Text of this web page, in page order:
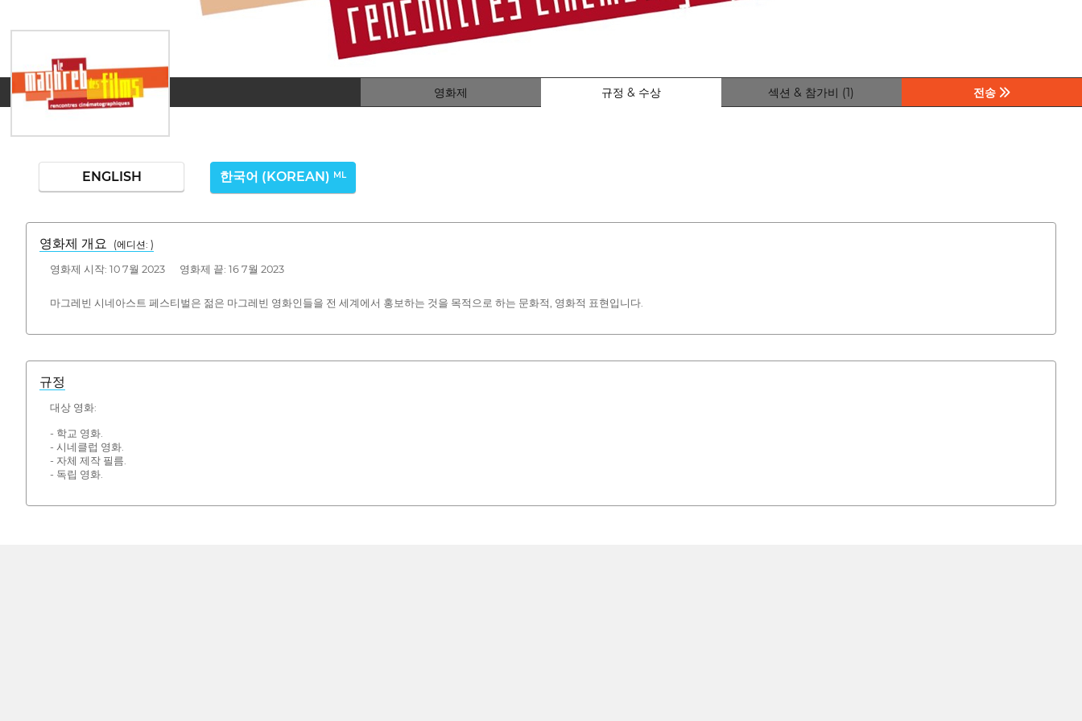
영화제 규정 & 수상 섹션 & 참가비 (1) 전송
ENGLISH 한국어 (KOREAN) ML
영화제 개요 (에디션: )
영화제 시작: 10 7월 2023 영화제 끝: 16 7월 2023
마그레빈 시네아스트 페스티벌은 젊은 마그레빈 영화인들을 전 세계에서 홍보하는 것을 목적으로 하는 문화적, 영화적 표현입니다.
규정
대상 영화:
- 학교 영화.
- 시네클럽 영화.
- 자체 제작 필름.
- 독립 영화.